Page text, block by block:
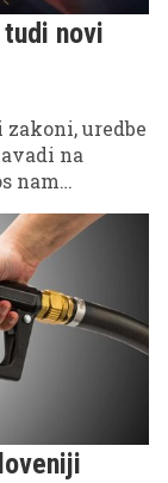
novi
uredbe
na
nam
novosti. Če
nadaljnje